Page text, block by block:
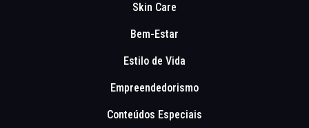
Skin Care
Bem-Estar
Estilo de Vida
Empreendedorismo
Conteúdos Especiais